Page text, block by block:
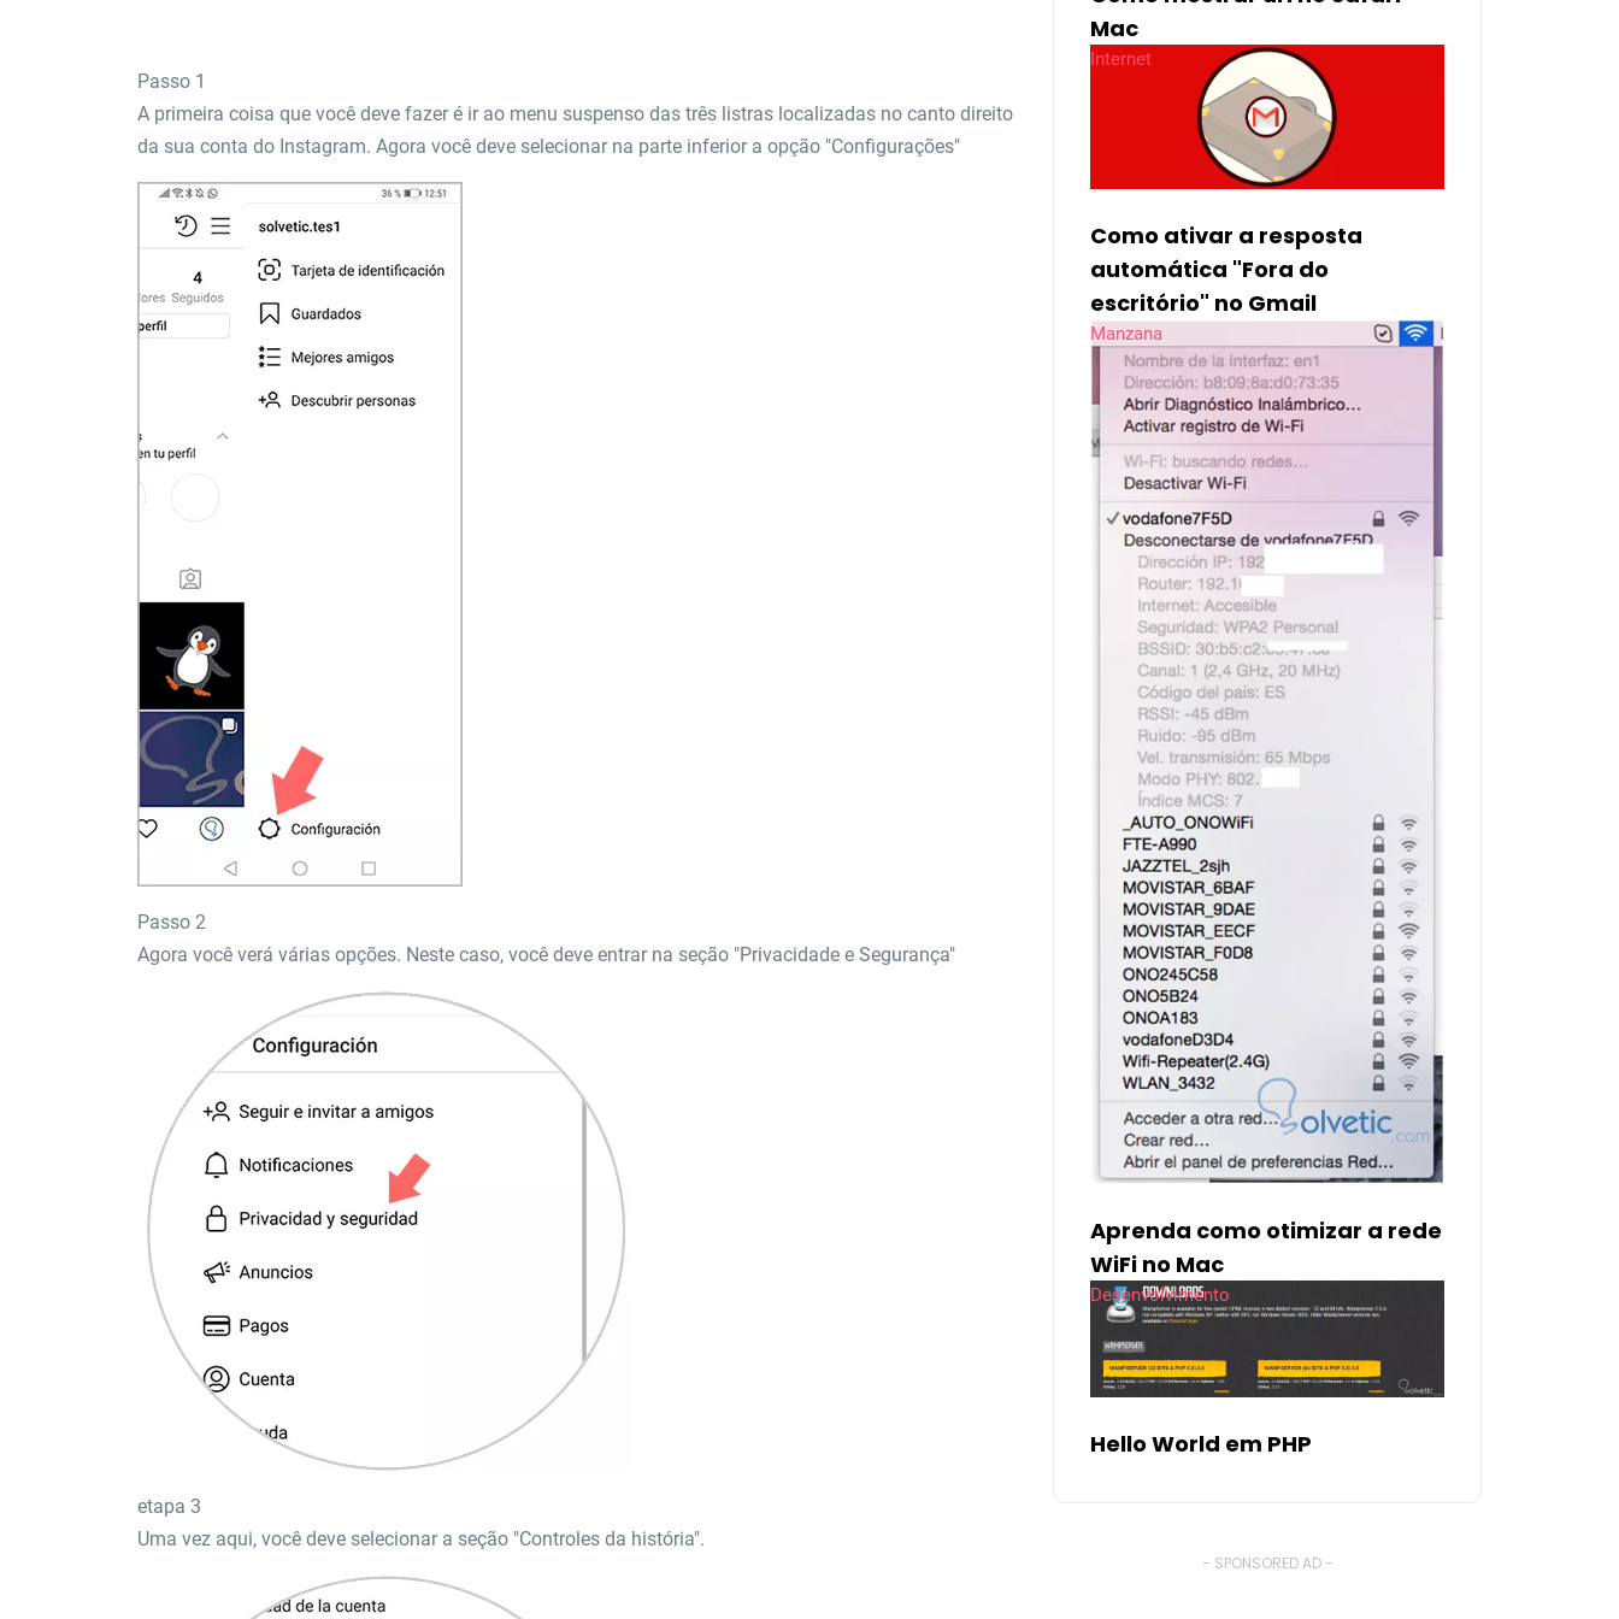
Passo 1
A primeira coisa que você deve fazer é ir ao menu suspenso das três listras localizadas no canto direito
da sua conta do Instagram. Agora você deve selecionar na parte inferior a opção "Configurações"
Passo 2
Agora você verá várias opções. Neste caso, você deve entrar na seção "Privacidade e Segurança"
etapa 3
Uma vez aqui, você deve selecionar a seção "Controles da história".
Mac
Internet
Como ativar a resposta
automática "Fora do
escritório" no Gmail
Manzana
Aprenda como otimizar a rede
WiFi no Mac
Desenvolvimento
Hello World em PHP
- SPONSORED AD -